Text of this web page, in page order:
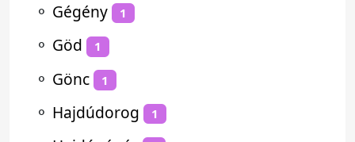
⚬ Gégény 1
⚬ Göd 1
⚬ Gönc 1
⚬ Hajdúdorog 1